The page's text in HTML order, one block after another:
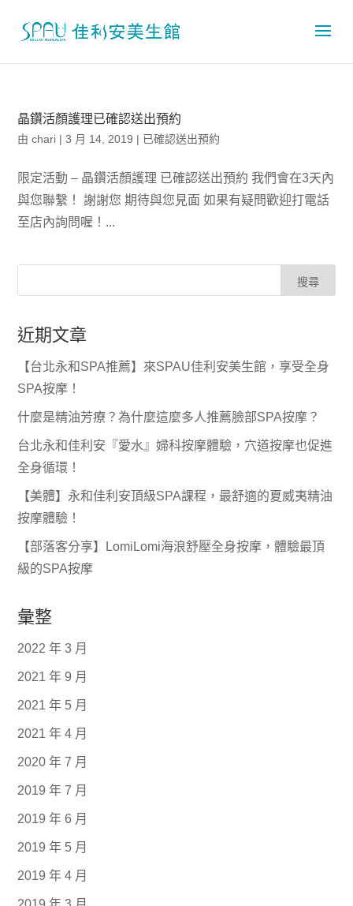
晶鑽活顏護理已確認送出預約
由chari | 3 月 14, 2019 | 已確認送出預約
限定活動 – 晶鑽活顏護理 已確認送出預約 我們會在3天內
與您聯繫！ 謝謝您 期待與您見面 如果有疑問歡迎打電話
至店內詢問喔！...
近期文章
【台北永和SPA推薦】來SPAU佳利安美生館，享受全身
SPA按摩！
什麼是精油芳療？為什麼這麼多人推薦臉部SPA按摩？
台北永和佳利安『愛水』婦科按摩體驗，穴道按摩也促進
全身循環！
【美體】永和佳利安頂級SPA課程，最舒適的夏威夷精油
按摩體驗！
【部落客分享】LomiLomi海浪舒壓全身按摩，體驗最頂
級的SPA按摩
彙整
2022 年 3 月
2021 年 9 月
2021 年 5 月
2021 年 4 月
2020 年 7 月
2019 年 7 月
2019 年 6 月
2019 年 5 月
2019 年 4 月
2019 年 3 月